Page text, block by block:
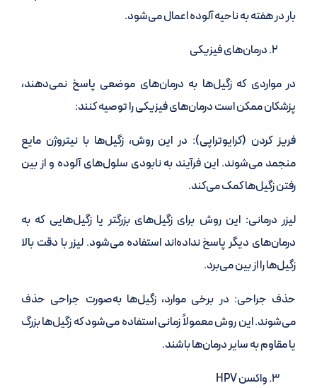
بار در هفته به ناحیه آلوده اعمال می‌شود.
درمان‌های فیزیکی
در مواردی که زگیل‌ها به درمان‌های موضعی پاسخ نمی‌دهند،
پزشکان ممکن است درمان‌های فیزیکی را توصیه کنند:
فریز کردن (کرایوتراپی): در این روش، زگیل‌ها با نیتروژن مایع
منجمد می‌شوند. این فرآیند به نابودی سلول‌های آلوده و از بین
رفتن زگیل‌ها کمک می‌کند.
لیزر درمانی: این روش برای زگیل‌های بزرگتر یا زگیل‌هایی که به
درمان‌های دیگر پاسخ نداده‌اند استفاده می‌شود. لیزر با دقت بالا
زگیل‌ها را از بین می‌برد.
حذف جراحی: در برخی موارد، زگیل‌ها به‌صورت جراحی حذف
می‌شوند. این روش معمولاً زمانی استفاده می‌شود که زگیل‌ها بزرگ
یا مقاوم به سایر درمان‌ها باشند.
واکسن HPV